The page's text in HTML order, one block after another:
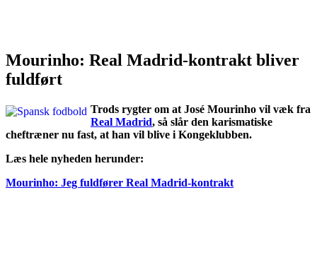
Mourinho: Real Madrid-kontrakt bliver
fuldført
Trods rygter om at José Mourinho vil væk fra
Real Madrid, så slår den karismatiske
cheftræner nu fast, at han vil blive i Kongeklubben.
Læs hele nyheden herunder:
Mourinho: Jeg fuldfører Real Madrid-kontrakt